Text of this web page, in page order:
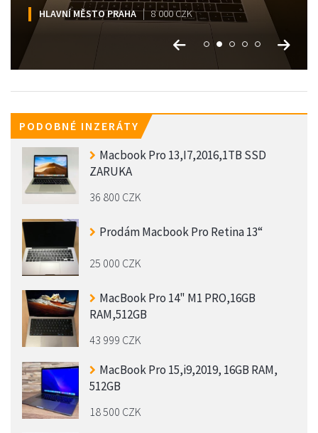
HLAVNÍ MĚSTO PRAHA 17 000 CZK
HLAVNÍ MĚSTO PRAHA 8 000 CZK
HLAVNÍ MĚSTO PRAHA 13 000 CZK
HLAVNÍ MĚSTO PRAHA 12 000 CZK
HLAVNÍ MĚSTO PRAHA 7 500 CZK
PODOBNÉ INZERÁTY
Macbook Pro 13,I7,2016,1TB SSD
ZARUKA
36 800 CZK
Prodám Macbook Pro Retina 13“
25 000 CZK
MacBook Pro 14" M1 PRO,16GB
RAM,512GB
43 999 CZK
MacBook Pro 15,i9,2019, 16GB RAM,
512GB
18 500 CZK